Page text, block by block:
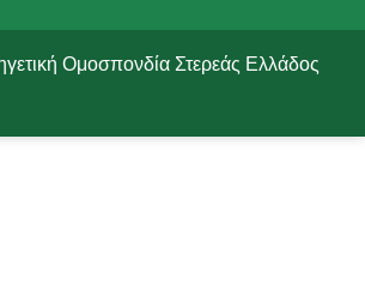
Ομοσπονδία Στερεάς Ελλάδος